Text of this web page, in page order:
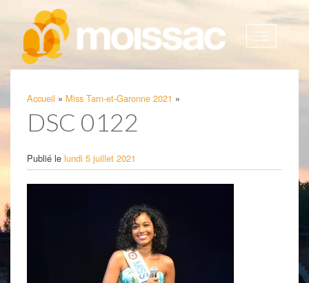
Afficher
Accueil » Miss Tarn-et-Garonne 2021 »
DSC 0122
Publié le lundi 5 juillet 2021